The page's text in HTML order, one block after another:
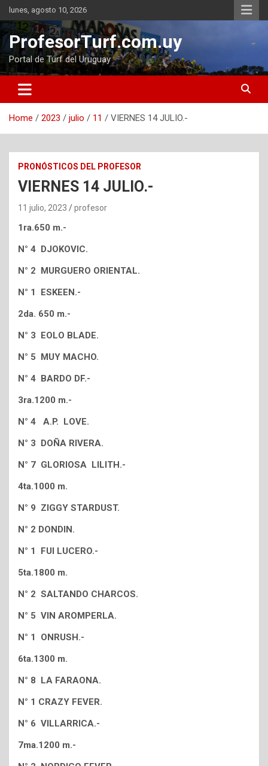
Skip
to
content
lunes, agosto 10, 2026
ProfesorTurf.com.uy
Portal de Turf del Uruguay
Home 2023 julio 11 VIERNES 14 JULIO.-
PRONÓSTICOS DEL PROFESOR
VIERNES 14 JULIO.-
11 julio, 2023 profesor
1ra.650 m.-
N° 4 DJOKOVIC.
N° 2 MURGUERO ORIENTAL.
N° 1 ESKEEN.-
2da. 650 m.-
N° 3 EOLO BLADE.
N° 5 MUY MACHO.
N° 4 BARDO DF.-
3ra.1200 m.-
N° 4 A.P. LOVE.
N° 3 DOÑA RIVERA.
N° 7 GLORIOSA LILITH.-
4ta.1000 m.
N° 9 ZIGGY STARDUST.
N° 2 DONDIN.
N° 1 FUI LUCERO.-
5ta.1800 m.
N° 2 SALTANDO CHARCOS.
N° 5 VIN AROMPERLA.
N° 1 ONRUSH.-
6ta.1300 m.
N° 8 LA FARAONA.
N° 1 CRAZY FEVER.
N° 6 VILLARRICA.-
7ma.1200 m.-